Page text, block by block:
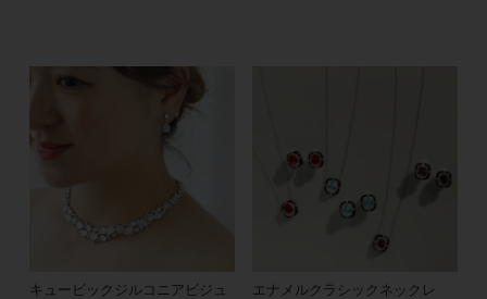
キュービックジルコニアビジュ
エナメルクラシックネックレ